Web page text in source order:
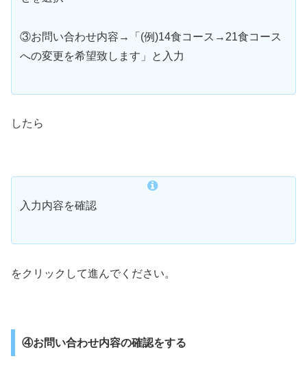
③お問い合わせ内容→「(例)14食コース→21食コース
への変更を希望致します」と入力
したら
入力内容を確認
をクリックして進んでください。
④お問い合わせ内容の確認をする